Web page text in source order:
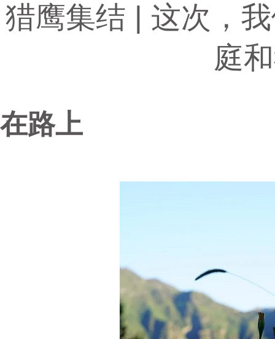
猎鹰集结 | 这次，
庭
在路上